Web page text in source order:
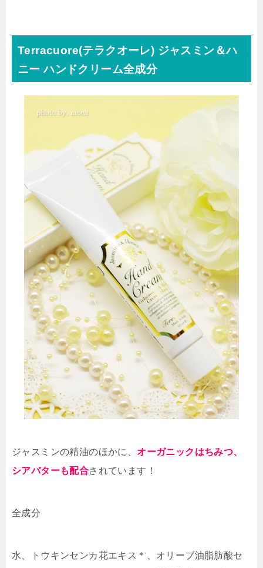
Terracuore(テラクオーレ) ジャスミン＆ハ
ニー ハンドクリーム全成分
ジャスミンの精油のほかに、オーガニックはちみつ、
シアバターも配合されています！
全成分
水、トウキンセンカ花エキス＊、オリーブ油脂肪酸セ